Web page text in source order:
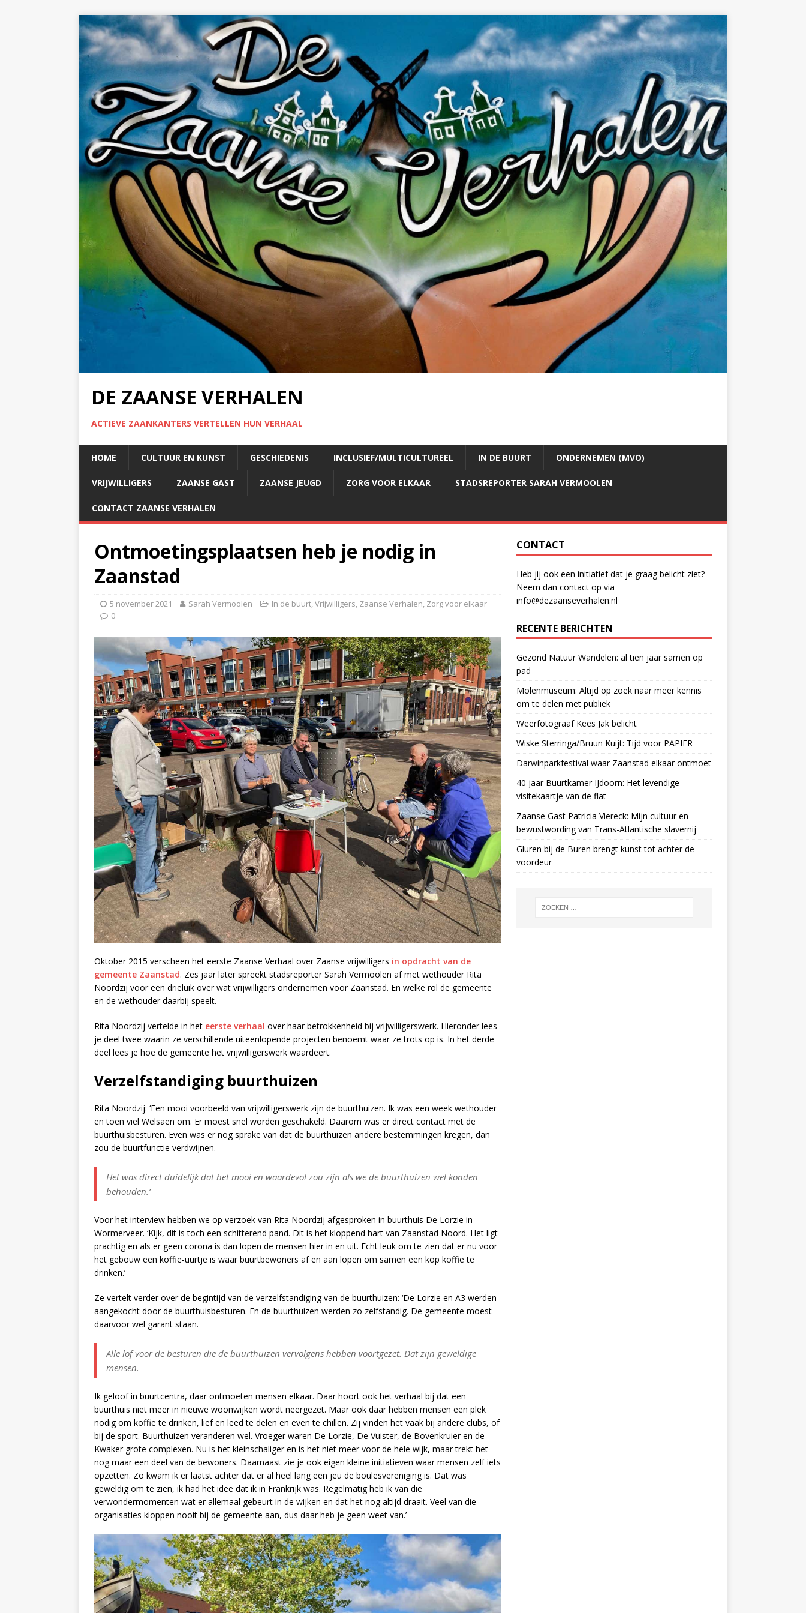
DE ZAANSE VERHALEN
ACTIEVE ZAANKANTERS VERTELLEN HUN VERHAAL
HOME CULTUUR EN KUNST GESCHIEDENIS INCLUSIEF/MULTICULTUREEL IN DE BUURT ONDERNEMEN (MVO)
VRIJWILLIGERS ZAANSE GAST ZAANSE JEUGD ZORG VOOR ELKAAR STADSREPORTER SARAH VERMOOLEN
CONTACT ZAANSE VERHALEN
Ontmoetingsplaatsen heb je nodig in
Zaanstad
5 november 2021 Sarah Vermoolen In de buurt,Vrijwilligers, Zaanse Verhalen, Zorg voor elkaar
0
Oktober 2015 verscheen het eerste Zaanse Verhaal over Zaanse vrijwilligers in opdracht van de
gemeente Zaanstad. Zes jaar later spreekt stadsreporter Sarah Vermoolen af met wethouder Rita
Noordzij voor een drieluik over wat vrijwilligers ondernemen voor Zaanstad. En welke rol de gemeente
en de wethouder daarbij speelt.
Rita Noordzij vertelde in het eerste verhaal over haar betrokkenheid bij vrijwilligerswerk. Hieronder lees
je deel twee waarin ze verschillende uiteenlopende projecten benoemt waar ze trots op is. In het derde
deel lees je hoe de gemeente het vrijwilligerswerk waardeert.
Verzelfstandiging buurthuizen
Rita Noordzij: ‘Een mooi voorbeeld van vrijwilligerswerk zijn de buurthuizen. Ik was een week wethouder
en toen viel Welsaen om. Er moest snel worden geschakeld. Daarom was er direct contact met de
buurthuisbesturen. Even was er nog sprake van dat de buurthuizen andere bestemmingen kregen, dan
zou de buurtfunctie verdwijnen.
Het was direct duidelijk dat het mooi en waardevol zou zijn als we de buurthuizen wel konden
behouden.’
Voor het interview hebben we op verzoek van Rita Noordzij afgesproken in buurthuis De Lorzie in
Wormerveer. ‘Kijk, dit is toch een schitterend pand. Dit is het kloppend hart van Zaanstad Noord. Het ligt
prachtig en als er geen corona is dan lopen de mensen hier in en uit. Echt leuk om te zien dat er nu voor
het gebouw een koffie-uurtje is waar buurtbewoners af en aan lopen om samen een kop koffie te
drinken.’
Ze vertelt verder over de begintijd van de verzelfstandiging van de buurthuizen: ‘De Lorzie en A3 werden
aangekocht door de buurthuisbesturen. En de buurthuizen werden zo zelfstandig. De gemeente moest
daarvoor wel garant staan.
Alle lof voor de besturen die de buurthuizen vervolgens hebben voortgezet. Dat zijn geweldige
mensen.
Ik geloof in buurtcentra, daar ontmoeten mensen elkaar. Daar hoort ook het verhaal bij dat een
buurthuis niet meer in nieuwe woonwijken wordt neergezet. Maar ook daar hebben mensen een plek
nodig om koffie te drinken, lief en leed te delen en even te chillen. Zij vinden het vaak bij andere clubs, of
bij de sport. Buurthuizen veranderen wel. Vroeger waren De Lorzie, De Vuister, de Bovenkruier en de
Kwaker grote complexen. Nu is het kleinschaliger en is het niet meer voor de hele wijk, maar trekt het
nog maar een deel van de bewoners. Daarnaast zie je ook eigen kleine initiatieven waar mensen zelf iets
opzetten. Zo kwam ik er laatst achter dat er al heel lang een jeu de boulesvereniging is. Dat was
geweldig om te zien, ik had het idee dat ik in Frankrijk was. Regelmatig heb ik van die
verwondermomenten wat er allemaal gebeurt in de wijken en dat het nog altijd draait. Veel van die
organisaties kloppen nooit bij de gemeente aan, dus daar heb je geen weet van.’
CONTACT
Heb jij ook een initiatief dat je graag belicht ziet?
Neem dan contact op via
info@dezaanseverhalen.nl
RECENTE BERICHTEN
Gezond Natuur Wandelen: al tien jaar samen op
pad
Molenmuseum: Altijd op zoek naar meer kennis
om te delen met publiek
Weerfotograaf Kees Jak belicht
Wiske Sterringa/Bruun Kuijt: Tijd voor PAPIER
Darwinparkfestival waar Zaanstad elkaar ontmoet
40 jaar Buurtkamer IJdoorn: Het levendige
visitekaartje van de flat
Zaanse Gast Patricia Viereck: Mijn cultuur en
bewustwording van Trans-Atlantische slavernij
Gluren bij de Buren brengt kunst tot achter de
voordeur